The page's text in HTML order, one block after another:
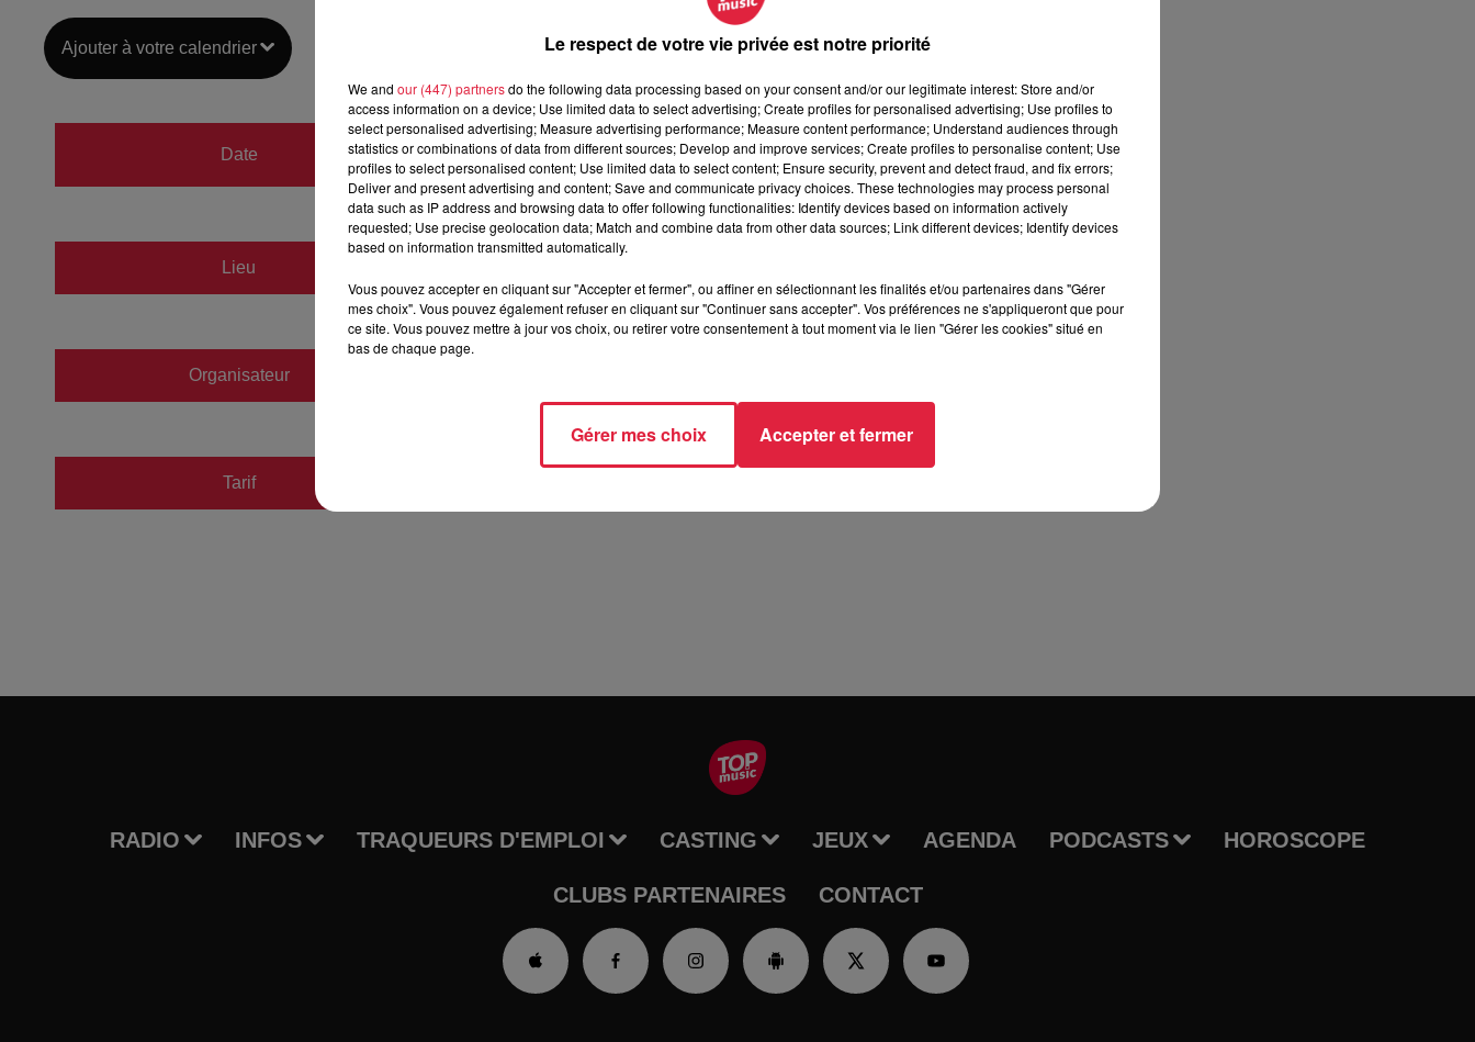
Ajouter à votre calendrier
Date
du10 juin 2020 à 0h00
au10 juin 2020 à 0h00
Lieu
Organisateur
Tarif
RADIO INFOS TRAQUEURS D'EMPLOI CASTING JEUX AGENDA PODCASTS HOROSCOPE
CLUBS PARTENAIRES CONTACT
Le respect de votre vie privée est notre priorité
We and our (447) partnersdo the following data processing based on your consent and/or our legitimate interest: Store and/or
access information on a device; Use limited data to select advertising; Create profiles for personalised advertising; Use profiles to
select personalised advertising; Measure advertising performance; Measure content performance; Understand audiences through
statistics or combinations of data from different sources; Develop and improve services; Create profiles to personalise content; Use
profiles to select personalised content; Use limited data to select content; Ensure security, prevent and detect fraud, and fix errors;
Deliver and present advertising and content; Save and communicate privacy choices. These technologies may process personal
data such as IP address and browsing data to offer following functionalities: Identify devices based on information actively
requested; Use precise geolocation data; Match and combine data from other data sources; Link different devices; Identify devices
based on information transmitted automatically.
Vous pouvez accepter en cliquant sur "Accepter et fermer", ou affiner en sélectionnant les finalités et/ou partenaires dans "Gérer
mes choix". Vous pouvez également refuser en cliquant sur "Continuer sans accepter". Vos préférences ne s'appliqueront que pour
ce site. Vous pouvez mettre à jour vos choix, ou retirer votre consentement à tout moment via le lien "Gérer les cookies" situé en
bas de chaque page.
Gérer mes choix Accepter et fermer